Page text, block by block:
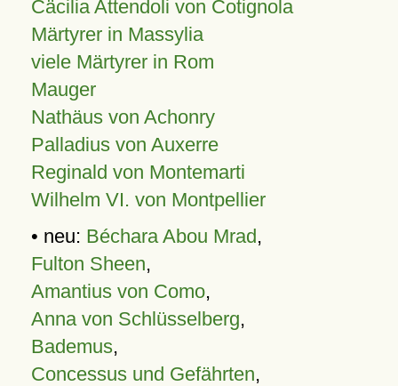
Cäcilia Attendoli von Cotignola
Märtyrer in Massylia
viele Märtyrer in Rom
Mauger
Nathäus von Achonry
Palladius von Auxerre
Reginald von Montemarti
Wilhelm VI. von Montpellier
• neu: Béchara Abou Mrad,
Fulton Sheen,
Amantius von Como,
Anna von Schlüsselberg,
Bademus,
Concessus und Gefährten,